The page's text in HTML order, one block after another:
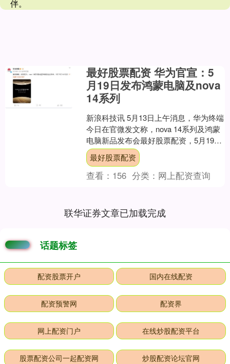
伴。
最好股票配资 华为官宣：5
月19日发布鸿蒙电脑及nova
14系列
新浪科技讯 5月13日上午消息，华为终端
今日在官微发文称，nova 14系列及鸿蒙
电脑新品发布会最好股票配资，5月19日
14：30见。 此前5月8日，首款鸿蒙电....
最好股票配资
查看： 156 分类： 网上配资查询
联华证券文章已加载完成
话题标签
配资股票开户 国内在线配资
配资预警网 配资界
网上配资门户 在线炒股配资平台
股票配资公司一起配资网 炒股配资论坛官网